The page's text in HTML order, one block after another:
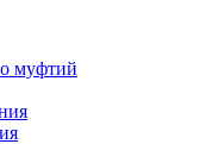
муфтий